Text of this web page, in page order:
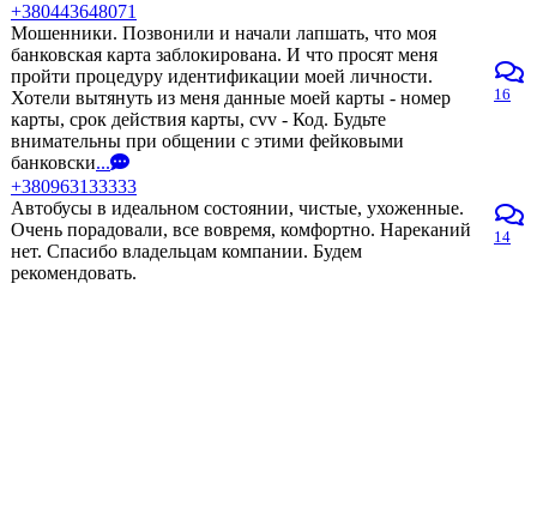
+380443648071
Мошенники. Позвонили и начали лапшать, что моя
банковская карта заблокирована. И что просят меня
пройти процедуру идентификации моей личности.
Хотели вытянуть из меня данные моей карты - номер
карты, срок действия карты, cvv - Код. Будьте
внимательны при общении с этими фейковыми
банковски...
16
+380963133333
Автобусы в идеальном состоянии, чистые, ухоженные.
Очень порадовали, все вовремя, комфортно. Нареканий
нет. Спасибо владельцам компании. Будем
рекомендовать.
14